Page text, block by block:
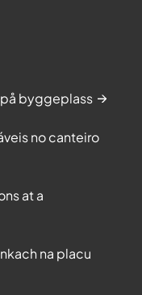
byggeplass
no canteiro
at a
na placu